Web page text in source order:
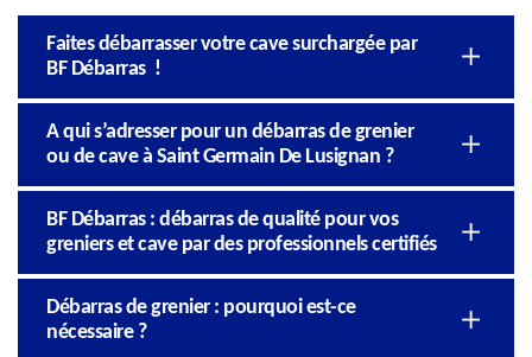
Faites débarrasser votre cave surchargée par
BF Débarras !
A qui s’adresser pour un débarras de grenier
ou de cave à Saint Germain De Lusignan ?
BF Débarras : débarras de qualité pour vos
greniers et cave par des professionnels certifiés
Débarras de grenier : pourquoi est-ce
nécessaire ?